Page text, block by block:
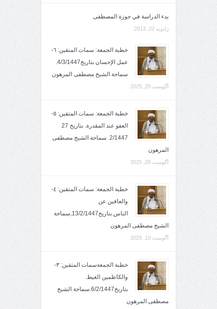
بدء الدراسة في حوزة المصطفى
ژانویه 22, 2013
خطبة الجمعة: سمات المتقين: ٦-
عمل الإحسان بتاريخ4/3/1447.
سماحة الشيخ مصطفى المرهون
آگوست 29, 2025
خطبة الجمعة: سمات المتقين: ٥-
العفو عند المقدرة. بتاريخ 27
2/1447. سماحة الشيخ مصطفى
المرهون
آگوست 28, 2025
خطبة الجمعة: سمات المتقين: ٤-
والعافين عن
الناس.بتاريخ13/2/1447,سماحة
الشيخ مصطفى المرهون
آگوست 10, 2025
خطبة الجمعةسمات المتقين: ٣-
والكاظمين الغيظ.
بتاريخ6/2/1447.سماحة الشيخ
مصطفى المرهون